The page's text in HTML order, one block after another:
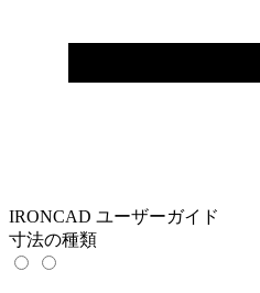
IRONCAD ユーザーガイド
寸法の種類